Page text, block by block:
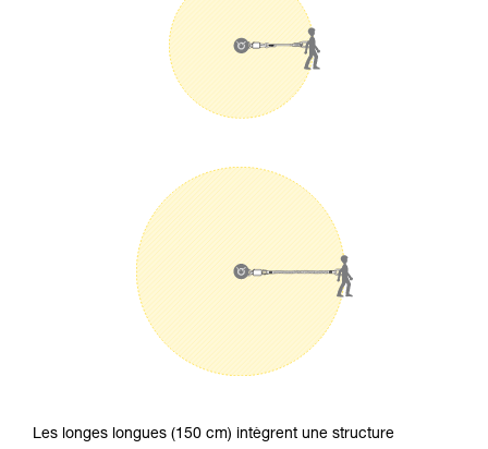
Les longes longues (150 cm) intègrent une structure